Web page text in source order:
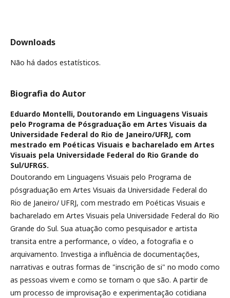
Downloads
Não há dados estatísticos.
Biografia do Autor
Eduardo Montelli, Doutorando em Linguagens Visuais
pelo Programa de Pósgraduação em Artes Visuais da
Universidade Federal do Rio de Janeiro/UFRJ, com
mestrado em Poéticas Visuais e bacharelado em Artes
Visuais pela Universidade Federal do Rio Grande do
Sul/UFRGS.
Doutorando em Linguagens Visuais pelo Programa de
pósgraduação em Artes Visuais da Universidade Federal do
Rio de Janeiro/ UFRJ, com mestrado em Poéticas Visuais e
bacharelado em Artes Visuais pela Universidade Federal do Rio
Grande do Sul. Sua atuação como pesquisador e artista
transita entre a performance, o vídeo, a fotografia e o
arquivamento. Investiga a influência de documentações,
narrativas e outras formas de "inscrição de si" no modo como
as pessoas vivem e como se tornam o que são. A partir de
um processo de improvisação e experimentação cotidiana